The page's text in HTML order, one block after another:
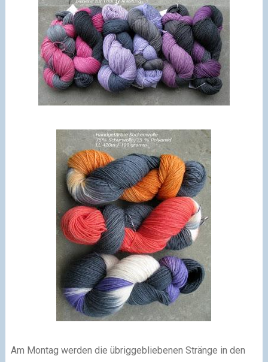
Am Montag werden die übriggebliebenen Stränge in den